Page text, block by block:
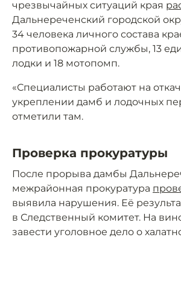
чрезвычайных ситуаций края
Дальнереченский городской
34 человека личного состава
противопожарной службы, 13
лодки и 18 мотопомп.
«Специалисты работают на
укреплении дамб и лодочных
отметили там.
Проверка прокуратуры
После прорыва дамбы
межрайонная прокуратура
выявила нарушения. Её
в Следственный комитет. На
завести уголовное дело о